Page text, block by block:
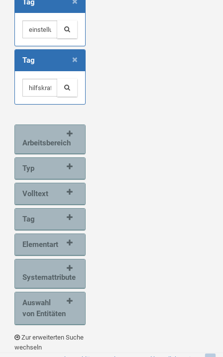
Tag
×
Tag
Arbeitsbereich
Typ
Volltext
Tag
Elementart
Systemattribute
Auswahl
von Entitäten
Zur erweiterten Suche
wechseln